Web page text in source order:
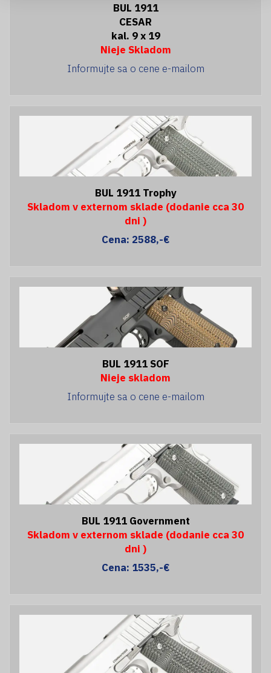
BUL 1911
CESAR
kal. 9 x 19
Nieje Skladom
Informujte sa o cene e-mailom
BUL 1911 Trophy
Skladom v externom sklade (dodanie cca 30
dni )
Cena: 2588,-€
BUL 1911 SOF
Nieje skladom
Informujte sa o cene e-mailom
BUL 1911 Government
Skladom v externom sklade (dodanie cca 30
dni )
Cena: 1535,-€